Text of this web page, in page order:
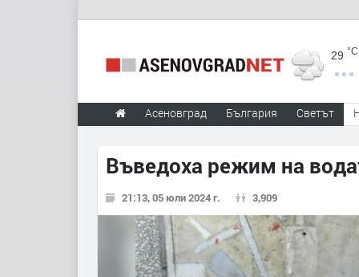
29 °C
Асеновград България Светът
Въведоха режим на
21:13, 05 юли 2024 г. 3,909